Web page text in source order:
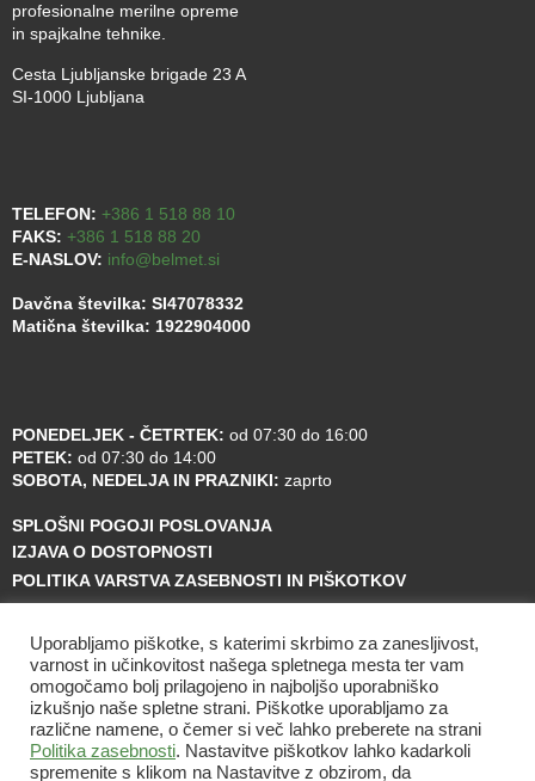
profesionalne merilne opreme
in spajkalne tehnike.
Cesta Ljubljanske brigade 23 A
SI-1000 Ljubljana
TELEFON: +386 1 518 88 10
FAKS: +386 1 518 88 20
E-NASLOV: info@belmet.si
Davčna številka: SI47078332
Matična številka: 1922904000
PONEDELJEK - ČETRTEK: od 07:30 do 16:00
PETEK: od 07:30 do 14:00
SOBOTA, NEDELJA IN PRAZNIKI: zaprto
SPLOŠNI POGOJI POSLOVANJA
IZJAVA O DOSTOPNOSTI
POLITIKA VARSTVA ZASEBNOSTI IN PIŠKOTKOV
Uporabljamo piškotke, s katerimi skrbimo za zanesljivost,
varnost in učinkovitost našega spletnega mesta ter vam
omogočamo bolj prilagojeno in najboljšo uporabniško
izkušnjo naše spletne strani. Piškotke uporabljamo za
različne namene, o čemer si več lahko preberete na strani
Politika zasebnosti. Nastavitve piškotkov lahko kadarkoli
spremenite s klikom na Nastavitve z obzirom, da